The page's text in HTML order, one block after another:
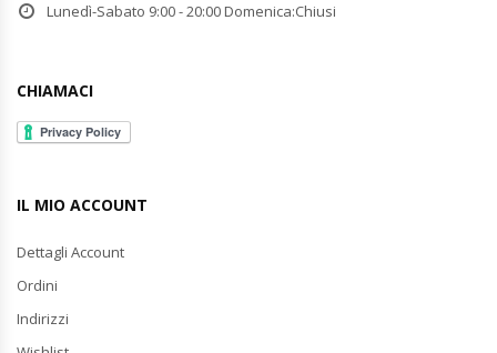
Lunedì-Sabato 9:00 - 20:00 Domenica:Chiusi
CHIAMACI
IL MIO ACCOUNT
Dettagli Account
Ordini
Indirizzi